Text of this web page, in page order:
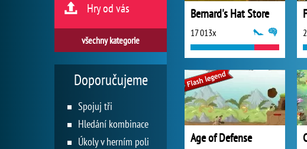
Bernard's Hat Store
17 013x
Age of Defense
Hry od vás
všechny kategorie
Doporučujeme
Spojuj tři
Hledání kombinace
Úkoly v herním poli